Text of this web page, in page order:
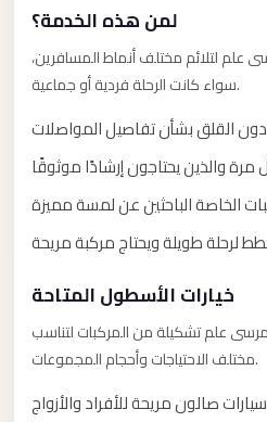
لمن هذه الخدمة؟
لتلائم مختلف أنماط المسافرين،
سواء كانت الرحلة فردية أو جماعية.
القلق بشأن تفاصيل المواصلات
مرة والذين يحتاجون إرشادًا موثوقًا
الخاصة الباحثين عن لمسة مميزة
لرحلة طويلة ويحتاج مركبة مريحة
خيارات الأسطول المتاحة
علم تشكيلة من المركبات لتناسب
مختلف الاحتياجات وأحجام المجموعات.
سيارات صالون مريحة للأفراد والأزواج
Transfer
from
Cairo
Sharm
Sheikh
Taxi
Sharm
Sheikh
Limousine
Service
Sharm